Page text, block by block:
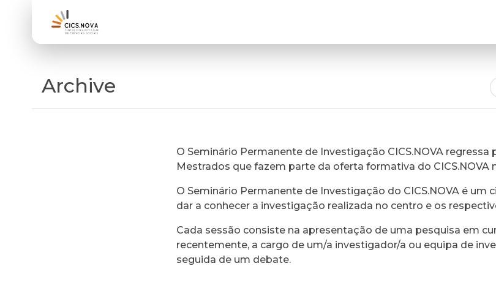
Archive
O Seminário Permanente de Investigação CICS.NOVA regressa
Mestrados que fazem parte da oferta formativa do CICS.NOVA
O Seminário Permanente de Investigação do CICS.NOVA é um
dar a conhecer a investigação realizada no centro e os
Cada sessão consiste na apresentação de uma pesquisa em
recentemente, a cargo de um/a investigador/a ou equipa de
seguida de um debate.